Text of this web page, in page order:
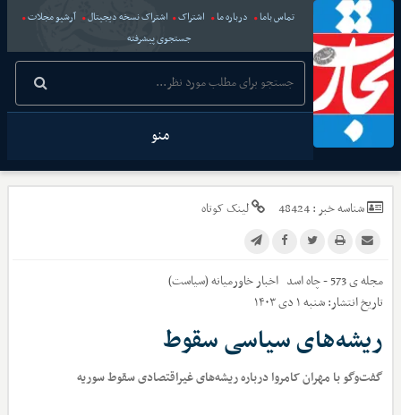
تماس باما درباره ما اشتراک اشتراک نسخه دیجیتال
آرشیو مجلات
جستجوی پیشرفته
منو
شناسه خبر :48424 لینک کوتاه
مجله ی 573 - چاه اسد اخبارخاورمیانه (سیاست)
تاریخ انتشار:شنبه ۱ دی ۱۴۰۳
ریشه‌های سیاسی سقوط
گفت‌وگو با مهران کامروا درباره ریشه‌های غیراقتصادی سقوط سوریه